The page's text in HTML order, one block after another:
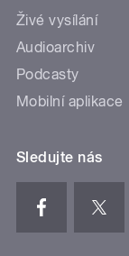
Živé vysílání
Audioarchiv
Podcasty
Mobilní aplikace
Sledujte nás